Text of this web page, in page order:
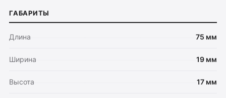
ГАБАРИТЫ
Длина 75 мм
Ширина 19 мм
Высота 17 мм